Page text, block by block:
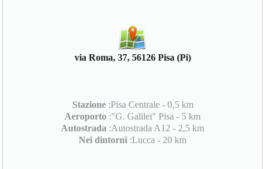
via Roma, 37, 56126 Pisa (Pi)
Stazione:Pisa Centrale - 0,5 km
Aeroporto :"G. Galilei" Pisa - 5 km
Autostrada :Autostrada A12 - 2,5 km
Nei dintorni :Lucca - 20 km